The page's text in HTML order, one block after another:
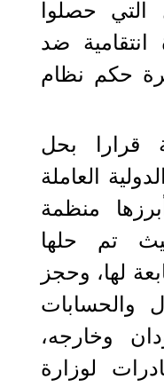
حصلوا
انتقامية ضد
حكم نظام
قرارا بحل
العاملة
منظمة
تم حلها
لها، وحجز
والحسابات
وخارجه،
لوزارة